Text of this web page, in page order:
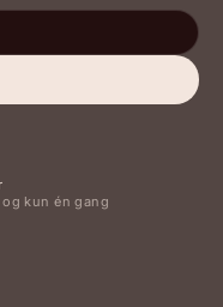
kun én gang
1